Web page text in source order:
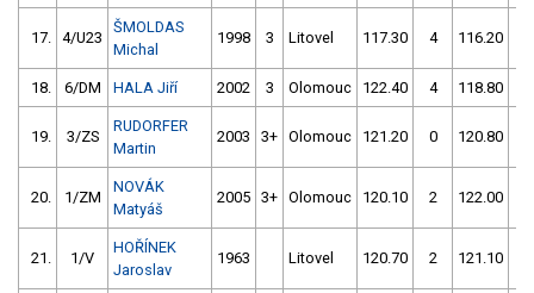
17. 4/U23
ŠMOLDAS
Michal
1998 3 Litovel 117.30 4 116.20
18. 6/DM HALA Jiří 2002 3 Olomouc 122.40 4 118.80
19. 3/ZS
RUDORFER
Martin
2003 3+ Olomouc 121.20 0 120.80
20. 1/ZM
NOVÁK
Matyáš
2005 3+ Olomouc 120.10 2 122.00
21. 1/V
HOŘÍNEK
Jaroslav
1963 Litovel 120.70 2 121.10